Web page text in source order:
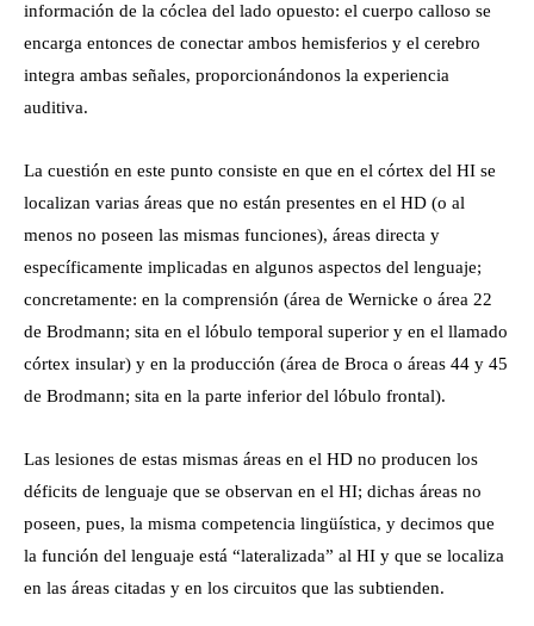
información de la cóclea del lado opuesto: el cuerpo calloso se
encarga entonces de conectar ambos hemisferios y el cerebro
integra ambas señales, proporcionándonos la experiencia
auditiva.
La cuestión en este punto consiste en que en el córtex del HI se
localizan varias áreas que no están presentes en el HD (o al
menos no poseen las mismas funciones), áreas directa y
específicamente implicadas en algunos aspectos del lenguaje;
concretamente: en la comprensión (área de Wernicke o área 22
de Brodmann; sita en el lóbulo temporal superior y en el llamado
córtex insular) y en la producción (área de Broca o áreas 44 y 45
de Brodmann; sita en la parte inferior del lóbulo frontal).
Las lesiones de estas mismas áreas en el HD no producen los
déficits de lenguaje que se observan en el HI; dichas áreas no
poseen, pues, la misma competencia lingüística, y decimos que
la función del lenguaje está “lateralizada” al HI y que se localiza
en las áreas citadas y en los circuitos que las subtienden.